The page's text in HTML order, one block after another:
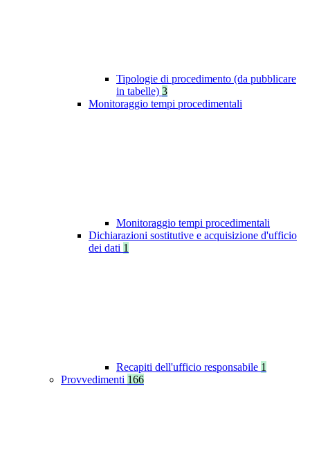
Tipologie di procedimento (da pubblicare
in tabelle) 3
Monitoraggio tempi procedimentali
Monitoraggio tempi procedimentali
Dichiarazioni sostitutive e acquisizione d'ufficio
dei dati 1
Recapiti dell'ufficio responsabile 1
Provvedimenti 166